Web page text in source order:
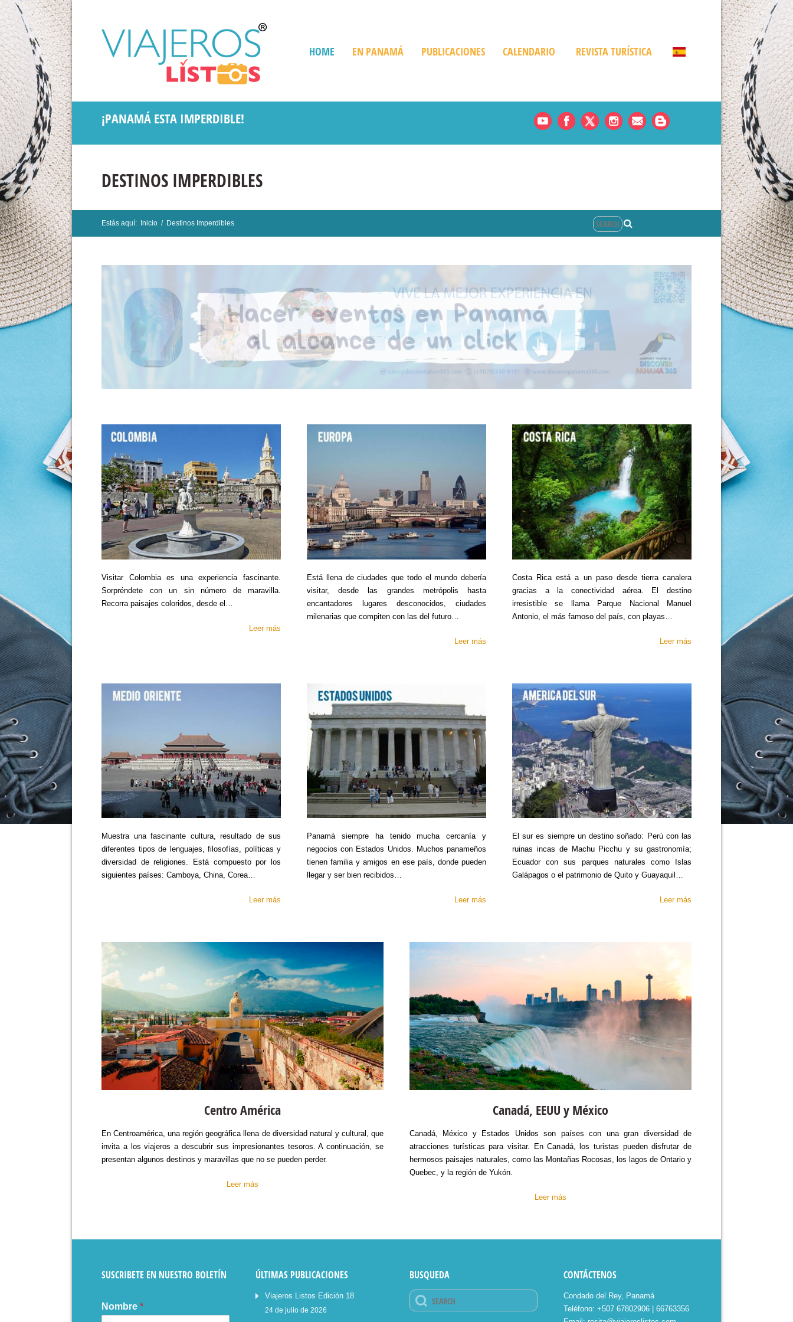
HOME EN PANAMÁ
Turismo Verde
PUBLICACIONES CALENDARIO REVISTA TURÍSTICA
¡PANAMÁ ESTA IMPERDIBLE!
DESTINOS IMPERDIBLES
Estás aquí: Inicio / Destinos Imperdibles
Visitar Colombia es una experiencia fascinante.
Sorpréndete con un sin número de maravilla.
Recorra paisajes coloridos, desde el…
Leer más
Está llena de ciudades que todo el mundo debería
visitar, desde las grandes metrópolis hasta
encantadores lugares desconocidos, ciudades
milenarias que compiten con las del futuro…
Leer más
Costa Rica está a un paso desde tierra canalera
gracias a la conectividad aérea. El destino
irresistible se llama Parque Nacional Manuel
Antonio, el más famoso del país, con playas…
Leer más
Muestra una fascinante cultura, resultado de sus
diferentes tipos de lenguajes, filosofías, políticas y
diversidad de religiones. Está compuesto por los
siguientes países: Camboya, China, Corea…
Leer más
Panamá siempre ha tenido mucha cercanía y
negocios con Estados Unidos. Muchos panameños
tienen familia y amigos en ese país, donde pueden
llegar y ser bien recibidos…
Leer más
El sur es siempre un destino soñado: Perú con las
ruinas incas de Machu Picchu y su gastronomía;
Ecuador con sus parques naturales como Islas
Galápagos o el patrimonio de Quito y Guayaquil…
Leer más
Centro América
En Centroamérica, una región geográfica llena de diversidad natural y cultural, que
invita a los viajeros a descubrir sus impresionantes tesoros. A continuación, se
presentan algunos destinos y maravillas que no se pueden perder.
Leer más
Canadá, EEUU y México
Canadá, México y Estados Unidos son países con una gran diversidad de
atracciones turísticas para visitar. En Canadá, los turistas pueden disfrutar de
hermosos paisajes naturales, como las Montañas Rocosas, los lagos de Ontario y
Quebec, y la región de Yukón.
Leer más
SUSCRIBETE EN NUESTRO BOLETÍN
Nombre *
ÚLTIMAS PUBLICACIONES
Viajeros Listos Edición 18
24 de julio de 2026
BUSQUEDA CONTÁCTENOS
Condado del Rey, Panamá
Teléfono: +507 67802906 | 66763356